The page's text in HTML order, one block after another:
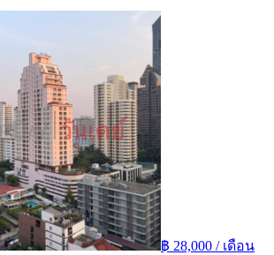
฿ 28,000 / เดือน